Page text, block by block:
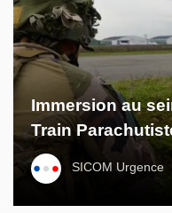
Immersion au
Train
SICOM Urgence